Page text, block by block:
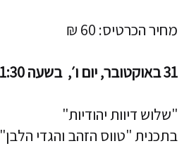
מחיר הכרטיס: 60 ₪
31 באוקטובר, יום ו׳, בשעה 11:30
"שלוש דיוות יהודיות"
בתכנית "טווס הזהב והגדי הלבן"